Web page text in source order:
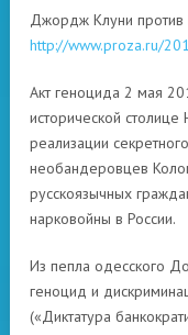
Джордж Клуни
http://www.proza.ru/
Акт геноцида 2 мая
исторической
реализации
необандеровцев
русскоязычных
нарковойны в России.
Из пепла одесского
геноцид и
(«Диктатура